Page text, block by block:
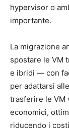
hypervisor o
importante.
La migrazione
spostare le VM
e ibridi — con
per adattarsi
trasferire le VM
economici,
riducendo i